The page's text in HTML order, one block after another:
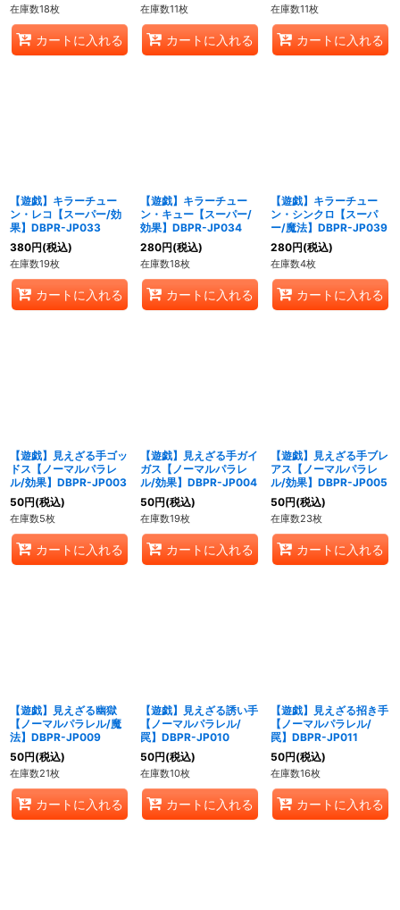
在庫数18枚
カートに入れる
在庫数11枚
カートに入れる
在庫数11枚
カートに入れる
【遊戯】キラーチュー
ン・レコ【スーパー/効
果】DBPR-JP033
380円(税込)
在庫数19枚
カートに入れる
【遊戯】キラーチュー
ン・キュー【スーパー/
効果】DBPR-JP034
280円(税込)
在庫数18枚
カートに入れる
【遊戯】キラーチュー
ン・シンクロ【スーパ
ー/魔法】DBPR-JP039
280円(税込)
在庫数4枚
カートに入れる
【遊戯】見えざる手ゴッ
ドス【ノーマルパラレ
ル/効果】DBPR-JP003
50円(税込)
在庫数5枚
カートに入れる
【遊戯】見えざる手ガイ
ガス【ノーマルパラレ
ル/効果】DBPR-JP004
50円(税込)
在庫数19枚
カートに入れる
【遊戯】見えざる手ブレ
アス【ノーマルパラレ
ル/効果】DBPR-JP005
50円(税込)
在庫数23枚
カートに入れる
【遊戯】見えざる幽獄
【ノーマルパラレル/魔
法】DBPR-JP009
50円(税込)
在庫数21枚
カートに入れる
【遊戯】見えざる誘い手
【ノーマルパラレル/
罠】DBPR-JP010
50円(税込)
在庫数10枚
カートに入れる
【遊戯】見えざる招き手
【ノーマルパラレル/
罠】DBPR-JP011
50円(税込)
在庫数16枚
カートに入れる